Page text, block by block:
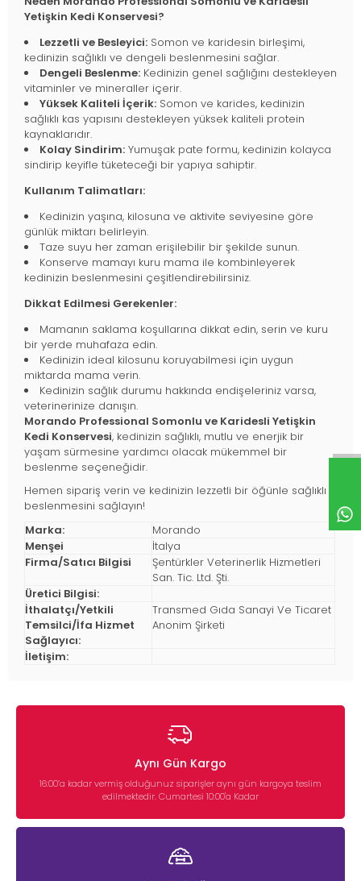
Yetişkin Kedi Konservesi?
Lezzetli ve Besleyici: Somon ve karidesin birleşimi,
kedinizin sağlıklı ve dengeli beslenmesini sağlar.
Dengeli Beslenme: Kedinizin genel sağlığını destekleyen
vitaminler ve mineraller içerir.
Yüksek Kaliteli İçerik: Somon ve karides, kedinizin
sağlıklı kas yapısını destekleyen yüksek kaliteli protein
kaynaklarıdır.
Kolay Sindirim: Yumuşak pate formu, kedinizin kolayca
sindirip keyifle tüketeceği bir yapıya sahiptir.
Kullanım Talimatları:
Kedinizin yaşına, kilosuna ve aktivite seviyesine göre
günlük miktarı belirleyin.
Taze suyu her zaman erişilebilir bir şekilde sunun.
Konserve mamayı kuru mama ile kombinleyerek
kedinizin beslenmesini çeşitlendirebilirsiniz.
Dikkat Edilmesi Gerekenler:
Mamanın saklama koşullarına dikkat edin, serin ve kuru
bir yerde muhafaza edin.
Kedinizin ideal kilosunu koruyabilmesi için uygun
miktarda mama verin.
Kedinizin sağlık durumu hakkında endişeleriniz varsa,
veterinerinize danışın.
Morando Professional Somonlu ve Karidesli Yetişkin
Kedi Konservesi, kedinizin sağlıklı, mutlu ve enerjik bir
yaşam sürmesine yardımcı olacak mükemmel bir
beslenme seçeneğidir.
Hemen sipariş verin ve kedinizin lezzetli bir öğünle sağlıklı
beslenmesini sağlayın!
Marka:
Morando
Menşei
İtalya
Firma/Satıcı Bilgisi
Şentürkler Veterinerlik Hizmetleri
San. Tic. Ltd. Şti.
Üretici Bilgisi:
İthalatçı/Yetkili
Temsilci/İfa Hizmet
Sağlayıcı:
Transmed Gıda Sanayi Ve Ticaret
Anonim Şirketi
İletişim:
Aynı Gün Kargo
16:00’a kadar vermiş olduğunuz siparişler aynı gün kargoya teslim
edilmektedir. Cumartesi 10:00'a Kadar